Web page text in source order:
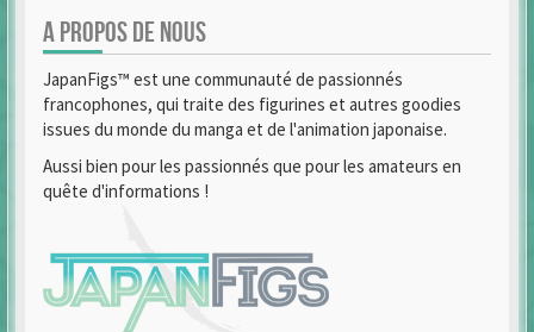
A PROPOS DE NOUS
JapanFigs™ est une communauté de passionnés
francophones, qui traite des figurines et autres goodies
issues du monde du manga et de l'animation japonaise.
Aussi bien pour les passionnés que pour les amateurs en
quête d'informations !